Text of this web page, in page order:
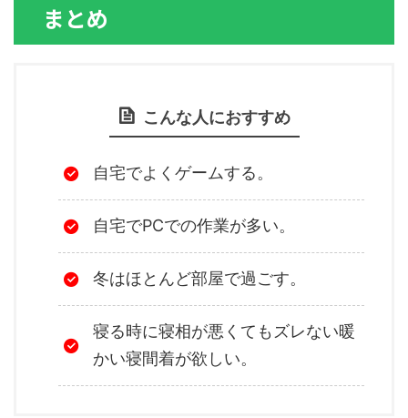
まとめ
こんな人におすすめ
自宅でよくゲームする。
自宅でPCでの作業が多い。
冬はほとんど部屋で過ごす。
寝る時に寝相が悪くてもズレない暖
かい寝間着が欲しい。